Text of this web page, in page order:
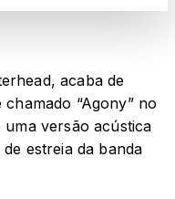
acaba de
“Agony” no
uma versão acústica
estreia da banda